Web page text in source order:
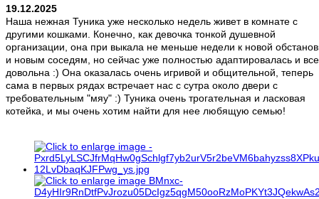
19.12.2025
Наша нежная Туника уже несколько недель живет в комнате с
другими кошками. Конечно, как девочка тонкой душевной
организации, она при выкала не меньше недели к новой
и новым соседям, но сейчас уже полностью адаптировалась и
довольна :) Она оказалась очень игривой и общительной, теперь
сама в первых рядах встречает нас с сутра около двери с
требовательным "мяу" :) Туника очень трогательная и ласковая
котейка, и мы очень хотим найти для нее любящую семью!